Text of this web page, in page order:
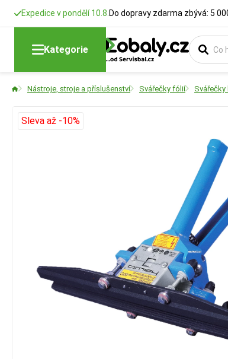
Expedice v pondělí 10.8. Do dopravy zdarma zbývá: 5
Kategorie
Nástroje, stroje a příslušenství Svářečky fólií
Sleva až -10%